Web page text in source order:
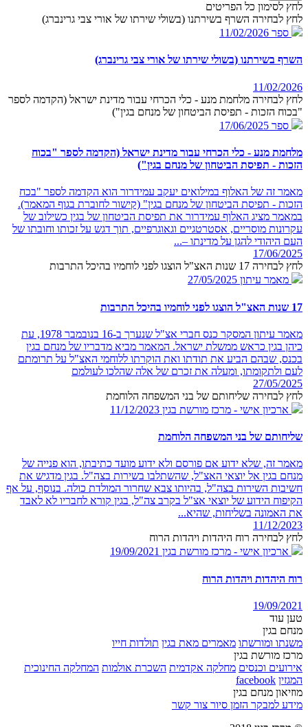
לחץ לסימון כל הפריטים
לחץ לבחירה השרף בשירתנו (בשולי שירתו של אורי צבי גרינברג)
ספר 11/02/2026
השרף בשירתנו (בשולי שירתו של אורי צבי גרינברג)
11/02/2026
לחץ לבחירה מלחמת מנע - כלי הכרחי עבור מדינת ישראל (הקדמה לספר
"בכוח הזכות - תפיסת הביטחון של מנחם בגין")
ספר 17/06/2025
מלחמת מנע - כלי הכרחי עבור מדינת ישראל (הקדמה לספר "בכוח
הזכות - תפיסת הביטחון של מנחם בגין")
מאמר זה של האלוף במילואים יעקב עמידרור הוא הקדמה לספר "בכח
הזכות - תפיסת הביטחון של מנחם בגין" (קישור לחוברת בגוף המאמר).
במאמר מציג האלוף עמידרור את תפיסת הביטחון של בגין כשילוב של
עקרונות מוסריים, אסטרטגיים וגאוגרפיים, תוך דגש על זכותו וחובתו של
העם היהודי להגן על מדינתו –...
17/06/2025
לחץ לבחירה 17 שנות האצ"ל הוצגו לפני לוחמיו בהיכל התרבות
מאמר עיתון 27/05/2025
17 שנות האצ"ל הוצגו לפני לוחמיו בהיכל התרבות
מאמר עיתון המסקר כנס חברי אצ"ל שנערך ב-16 בנובמבר 1978, עת
כיהן בגין כראש ממשלת ישראל. המאמר מביא מדבריו של מנחם בגין
בכנס, שבהם הביע את תודתו ואת הוקרתו ללוחמי האצ"ל על תרומתם
לעם ולתקומתו, ומעלה את זכרם של אלה שהלכו לעולמם
27/05/2025
לחץ לבחירה שליחותם של בני המשפחה הלוחמת
ארכיון אישי - מרכז מורשת בגין 11/12/2023
שליחותם של בני המשפחה הלוחמת
מאמר זה, שלא ידוע אם פורסם ולא ידוע מועד כתיבתו, הוא פנייה של
מנחם בגין אל יוצאי האצ"ל, שהשתלבו בשירות בצה"ל. בגין מדגיש את
חשיבות השירות בצה"ל, בהיותו צבא שחרור המולדת כולה. בנוסף, על אף
הקיפוח הידוע של יוצאי אצ"ל בקרב צה"ל, בגין קורא לחבריו לא לאבד
את האמונה בשליחות, שהיא...
11/12/2023
לחץ לבחירה רוח היהדות ויהדות הרוח
ארכיון אישי - מרכז מורשת בגין 19/09/2021
רוח היהדות ויהדות הרוח
19/09/2021
טען עוד
מנחם בגין
משנתו ומורשתו מאמרים מאת בגין תולדות חייו
מרכז מורשת בגין
אירועים וכנסים מחלקה אקדמית השכרת אולמות המחלקה החינוכית
המגזין facebook
מוזיאון מנחם בגין
מידע למבקר הזמן סיור צור קשר